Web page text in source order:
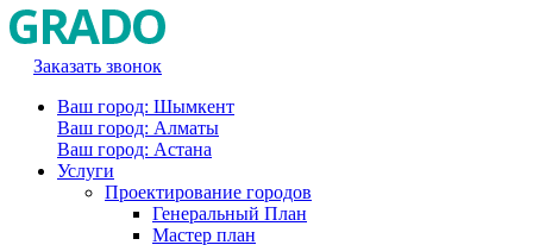
Заказать звонок
Ваш город: Шымкент
Ваш город: Алматы
Ваш город: Астана
Услуги
Проектирование городов
Генеральный План
Мастер план